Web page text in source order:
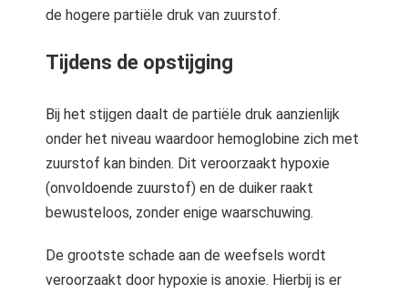
de hogere partiële druk van zuurstof.
Tijdens de opstijging
Bij het stijgen daalt de partiële druk aanzienlijk
onder het niveau waardoor hemoglobine zich met
zuurstof kan binden. Dit veroorzaakt hypoxie
(onvoldoende zuurstof) en de duiker raakt
bewusteloos, zonder enige waarschuwing.
De grootste schade aan de weefsels wordt
veroorzaakt door hypoxie is anoxie. Hierbij is er